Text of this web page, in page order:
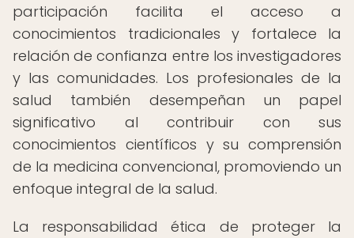
participación facilita el acceso a
conocimientos tradicionales y fortalece la
relación de confianza entre los investigadores
y las comunidades. Los profesionales de la
salud también desempeñan un papel
significativo al contribuir con sus
conocimientos científicos y su comprensión
de la medicina convencional, promoviendo un
enfoque integral de la salud.
La responsabilidad ética de proteger la